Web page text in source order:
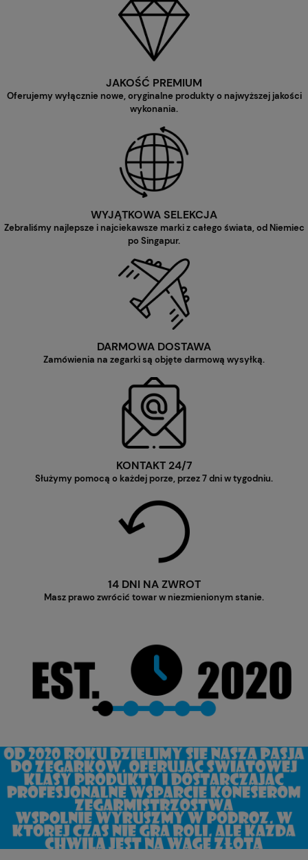
JAKOŚĆ PREMIUM
Oferujemy wyłącznie nowe, oryginalne produkty o najwyższej jakości
wykonania.
WYJĄTKOWA SELEKCJA
Zebraliśmy najlepsze i najciekawsze marki z całego świata, od Niemiec
po Singapur.
DARMOWA DOSTAWA
Zamówienia na zegarki są objęte darmową wysyłką.
KONTAKT 24/7
Służymy pomocą o każdej porze, przez 7 dni w tygodniu.
14 DNI NA ZWROT
Masz prawo zwrócić towar w niezmienionym stanie.